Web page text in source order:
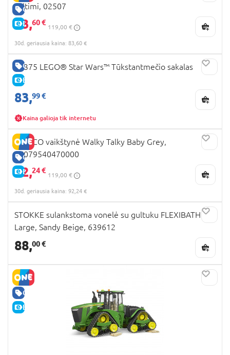
GERA KAINA
E-KAINA
valtimi, 02507
83,60 €
119,00 €
30d. geriausia kaina: 83,60 €
GERA KAINA
E-KAINA
75375 LEGO® Star Wars™ Tūkstantmečio sakalas
83,99 €
Kaina galioja tik internetu
GERA KAINA
E-KAINA
CHICCO vaikštynė Walky Talky Baby Grey,
07079540470000
92,24 €
119,00 €
30d. geriausia kaina: 92,24 €
STOKKE sulankstoma vonelė su gultuku FLEXIBATH X-
Large, Sandy Beige, 639612
88,00 €
GERA KAINA
E-KAINA